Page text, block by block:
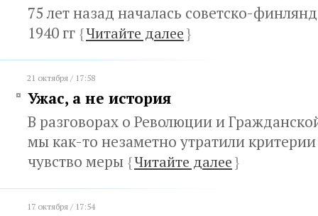
75 лет назад началась советско-
1940 гг {Читайте далее}
21 октября / 17:58
Ужас, а не история
В разговорах о Революции и
мы как-то незаметно утратили
чувство меры {Читайте далее}
17 октября / 17:54